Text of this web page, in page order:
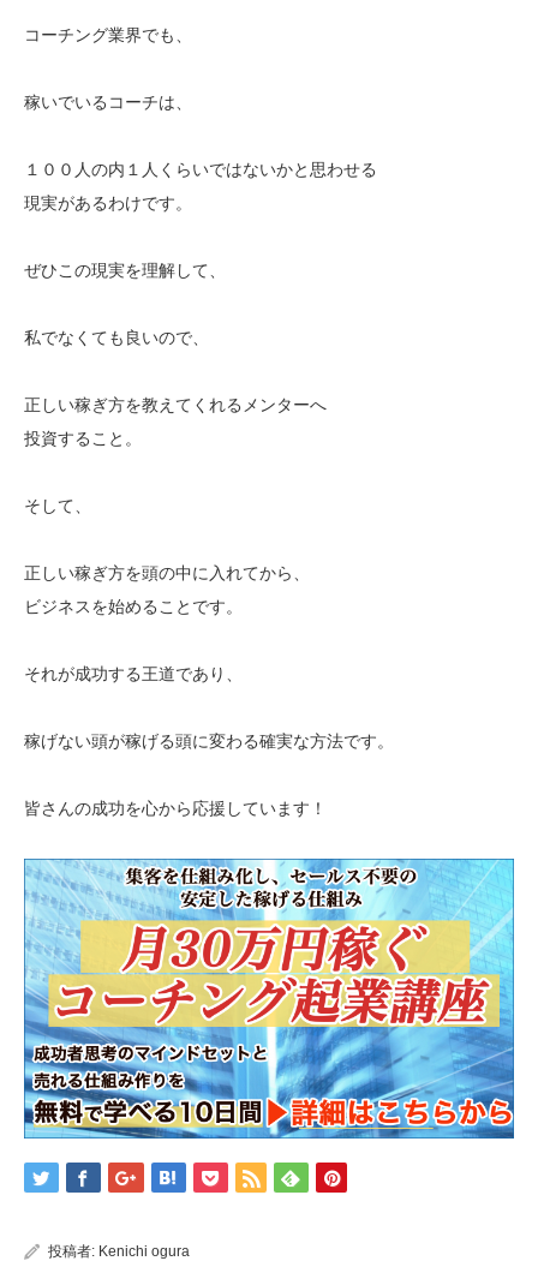
コーチング業界でも、
稼いでいるコーチは、
１００人の内１人くらいではないかと思わせる
現実があるわけです。
ぜひこの現実を理解して、
私でなくても良いので、
正しい稼ぎ方を教えてくれるメンターへ
投資すること。
そして、
正しい稼ぎ方を頭の中に入れてから、
ビジネスを始めることです。
それが成功する王道であり、
稼げない頭が稼げる頭に変わる確実な方法です。
皆さんの成功を心から応援しています！
投稿者: Kenichi ogura